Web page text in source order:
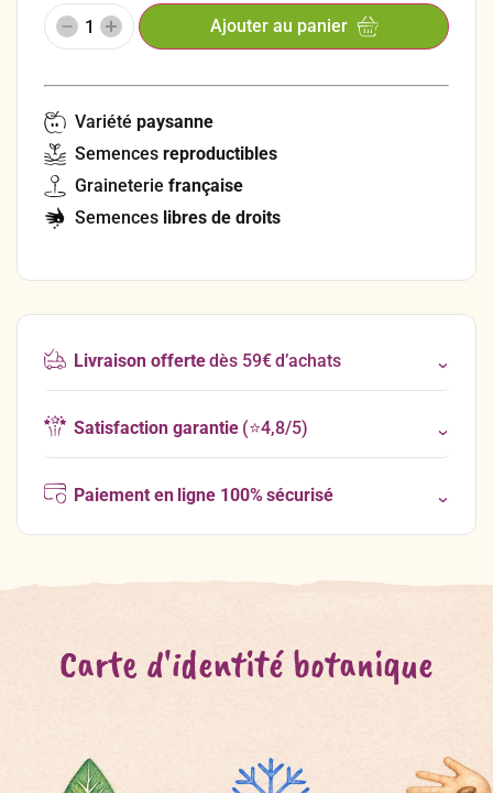
Ajouter au panier
Variété paysanne
Semences reproductibles
Graineterie française
Semences libres de droits
Livraison offertedès 59€ d’achats
Satisfaction garantie(⭐4,8/5)
Paiement en ligne 100% sécurisé
Carte d'identité botanique